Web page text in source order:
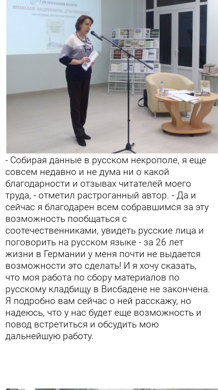
- Собирая данные в русском некрополе, я еще
совсем недавно и не дума ни о какой
благодарности и отзывах читателей моего
труда, - отметил растроганный автор. - Да и
сейчас я благодарен всем собравшимся за эту
возможность пообщаться с
соотечественниками, увидеть русские лица и
поговорить на русском языке - за 26 лет
жизни в Германии у меня почти не выдается
возможности это сделать! И я хочу сказать,
что моя работа по сбору материалов по
русскому кладбищу в Висбадене не закончена.
Я подробно вам сейчас о ней расскажу, но
надеюсь, что у нас будет еще возможность и
повод встретиться и обсудить мою
дальнейшую работу.